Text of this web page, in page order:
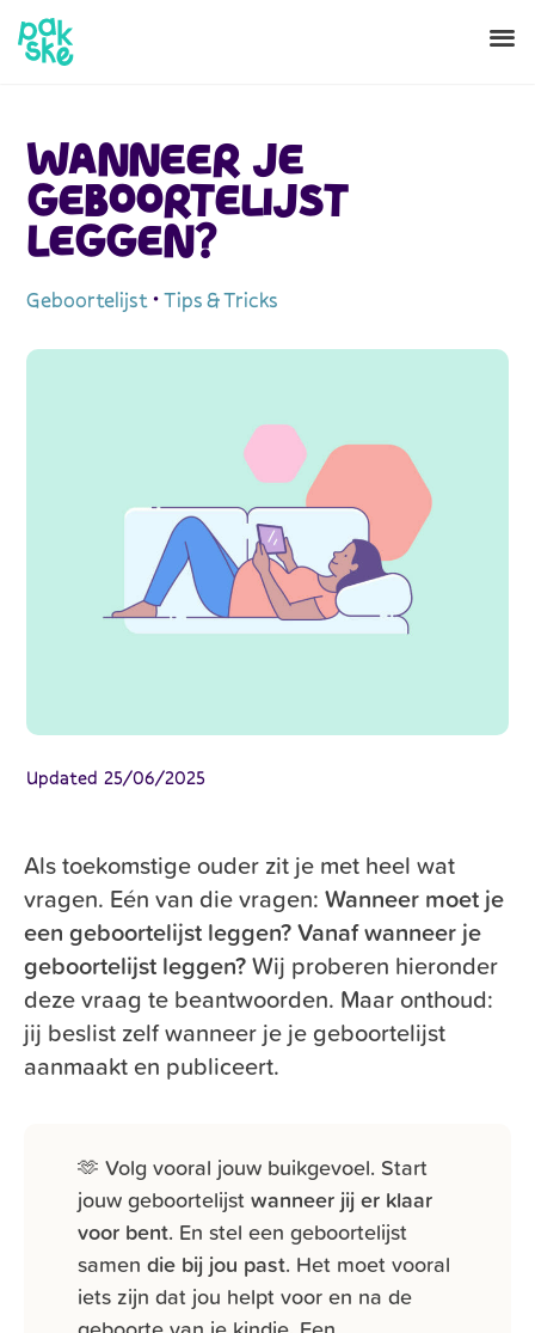
WANNEER JE
GEBOORTELIJST
LEGGEN?
Geboortelijst•Tips & Tricks
Updated 25/06/2025
Als toekomstige ouder zit je met heel wat
vragen. Eén van die vragen: Wanneer moet je
een geboortelijst leggen? Vanaf wanneer je
geboortelijst leggen?Wij proberen hieronder
deze vraag te beantwoorden. Maar onthoud:
jij beslist zelf wanneer je je geboortelijst
aanmaakt en publiceert.
🫶 Volg vooral jouw buikgevoel. Start
jouw geboortelijstwanneer jij er klaar
voor bent. En stel een geboortelijst
samen die bij jou past. Het moet vooral
iets zijn dat jou helpt voor en na de